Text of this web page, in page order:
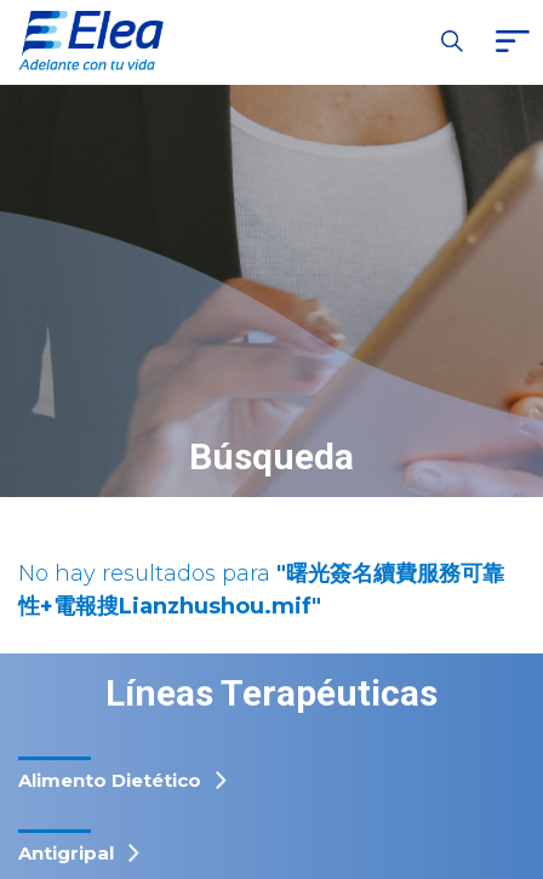
Búsqueda
No hay resultados para "曙光簽名續費服務可靠
性+電報搜Lianzhushou.mif"
Líneas Terapéuticas
Alimento Dietético
Antigripal